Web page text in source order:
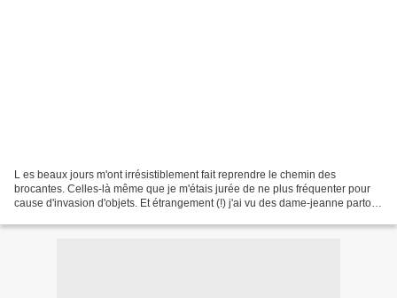
L es beaux jours m'ont irrésistiblement fait reprendre le chemin des
brocantes. Celles-là même que je m'étais jurée de ne plus fréquenter pour
cause d'invasion d'objets. Et étrangement (!) j'ai vu des dame-jeanne partout